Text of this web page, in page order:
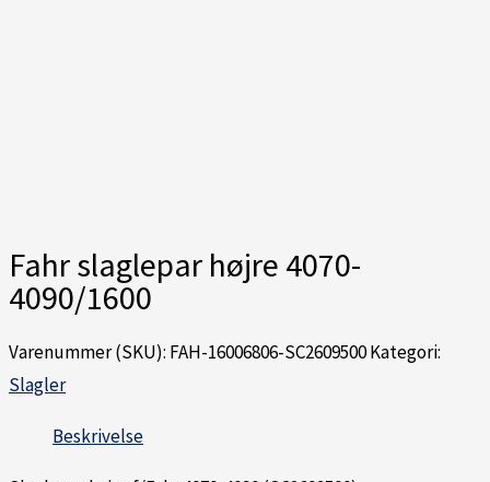
Fahr slaglepar højre 4070-
4090/1600
Varenummer (SKU): FAH-16006806-SC2609500Kategori:
Slagler
Beskrivelse